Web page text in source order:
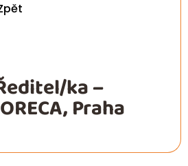
ka –
Praha